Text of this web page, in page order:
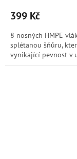
399 Kč
8 nosných HMPE
splétanou šňůru,
vynikající pevnost v